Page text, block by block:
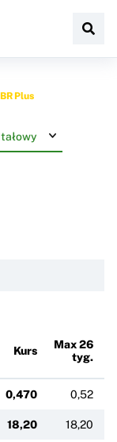
Plus
Kurs
Max 26
tyg.
0,470 0,52
18,20 18,20